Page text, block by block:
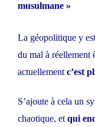
musulmane »
La géopolitique y
du mal à réellement
actuellement c’est
S’ajoute à cela un
chaotique, et qui